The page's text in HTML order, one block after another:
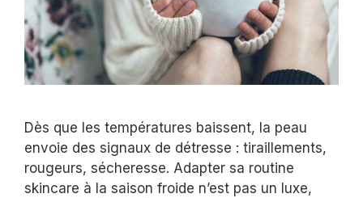
Dès que les températures baissent, la peau
envoie des signaux de détresse : tiraillements,
rougeurs, sécheresse. Adapter sa routine
skincare à la saison froide n’est pas un luxe,